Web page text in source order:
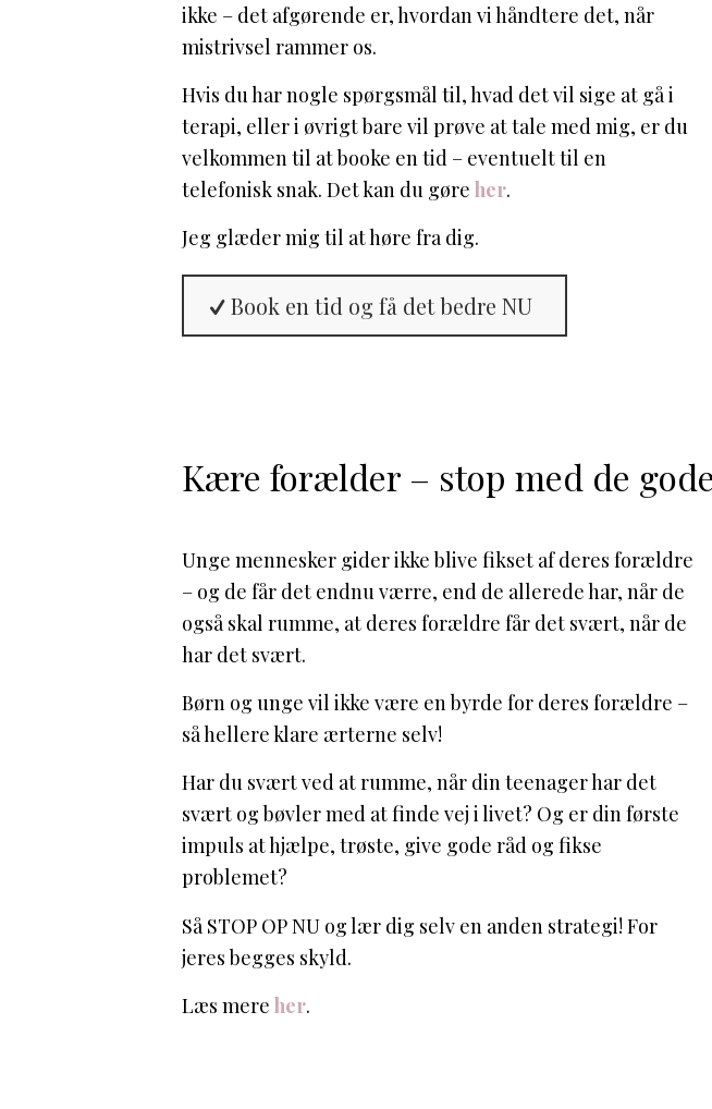
ikke – det afgørende er, hvordan vi håndtere det, når
mistrivsel rammer os.
Hvis du har nogle spørgsmål til, hvad det vil sige at gå i
terapi, eller i øvrigt bare vil prøve at tale med mig, er du
velkommen til at booke en tid – eventuelt til en
telefonisk snak. Det kan du gøre her.
Jeg glæder mig til at høre fra dig.
Book en tid og få det bedre NU
Kære forælder – stop med de
Unge mennesker gider ikke blive fikset af deres forældre
– og de får det endnu værre, end de allerede har, når de
også skal rumme, at deres forældre får det svært, når de
har det svært.
Børn og unge vil ikke være en byrde for deres forældre –
så hellere klare ærterne selv!
Har du svært ved at rumme, når din teenager har det
svært og bøvler med at finde vej i livet? Og er din første
impuls at hjælpe, trøste, give gode råd og fikse
problemet?
Så STOP OP NU og lær dig selv en anden strategi! For
jeres begges skyld.
Læs mere her.